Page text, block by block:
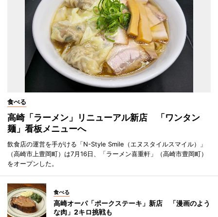
食べる
高崎「ラーメン」リニューアル新店 「ワンタン
麺」看板メニューへ
飲食店の運営を手がける「N-Style Smile（エヌスタイルスマイル）」
（高崎市上豊岡町）は7月16日、「ラーメン喜重軒」（高崎市豊岡町）
をオープンした。
食べる
高崎オーパ「ポークステーキ」新店 「漫画のよう
な肉」2キロ挑戦も